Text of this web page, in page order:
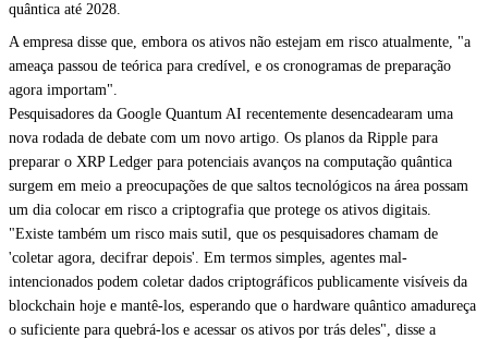
quântica até 2028.
A empresa disse que, embora os ativos não estejam em risco atualmente, "a
ameaça passou de teórica para credível, e os cronogramas de preparação
agora importam".
Pesquisadores da Google Quantum AI recentemente desencadearam uma
nova rodada de debate com um novo artigo. Os planos da Ripple para
preparar o XRP Ledger para potenciais avanços na computação quântica
surgem em meio a preocupações de que saltos tecnológicos na área possam
um dia colocar em risco a criptografia que protege os ativos digitais.
"Existe também um risco mais sutil, que os pesquisadores chamam de
'coletar agora, decifrar depois'. Em termos simples, agentes mal-
intencionados podem coletar dados criptográficos publicamente visíveis da
blockchain hoje e mantê-los, esperando que o hardware quântico amadureça
o suficiente para quebrá-los e acessar os ativos por trás deles", disse a